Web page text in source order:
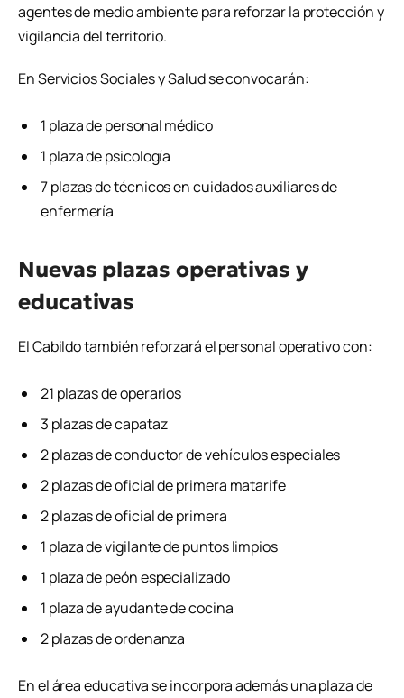
agentes de medio ambiente para reforzar la protección y
vigilancia del territorio.
En Servicios Sociales y Salud se convocarán:
1 plaza de personal médico
1 plaza de psicología
7 plazas de técnicos en cuidados auxiliares de
enfermería
Nuevas plazas operativas y
educativas
El Cabildo también reforzará el personal operativo con:
21 plazas de operarios
3 plazas de capataz
2 plazas de conductor de vehículos especiales
2 plazas de oficial de primera matarife
2 plazas de oficial de primera
1 plaza de vigilante de puntos limpios
1 plaza de peón especializado
1 plaza de ayudante de cocina
2 plazas de ordenanza
En el área educativa se incorpora además una plaza de